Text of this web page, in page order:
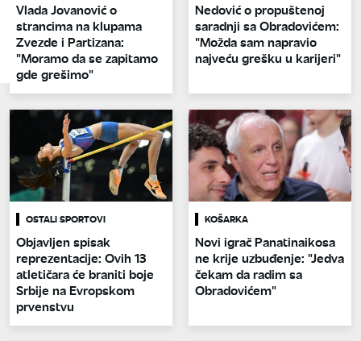
Vlada Jovanović o
strancima na klupama
Zvezde i Partizana:
"Moramo da se zapitamo
gde grešimo"
Nedović o propuštenoj
saradnji sa Obradovićem:
"Možda sam napravio
najveću grešku u karijeri"
OSTALI SPORTOVI
Objavljen spisak
reprezentacije: Ovih 13
atletičara će braniti boje
Srbije na Evropskom
prvenstvu
KOŠARKA
Novi igrač Panatinaikosa
ne krije uzbuđenje: "Jedva
čekam da radim sa
Obradovićem"